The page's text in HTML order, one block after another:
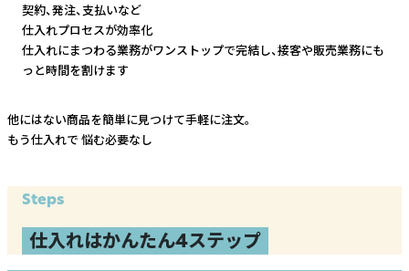
契約、発注、支払いなど
仕入れプロセスが効率化
仕入れにまつわる業務がワンストップで完結し、接客や販売業務にも
っと時間を割けます
他にはない商品を簡単に見つけて手軽に注文。
もう仕入れで 悩む必要なし
Steps
仕入れはかんたん4ステップ